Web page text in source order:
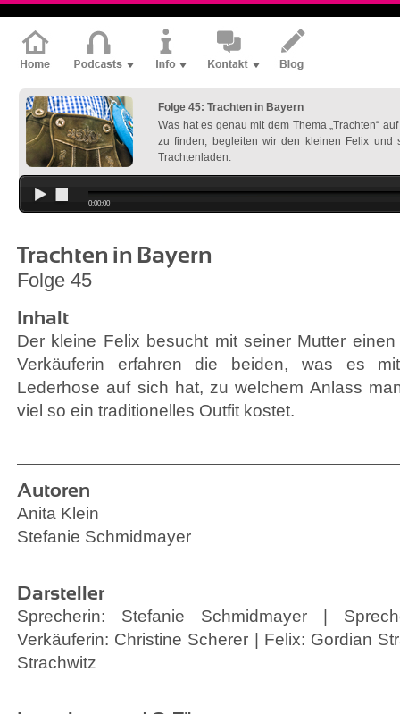
Folge 45: Trachten in Bayern
Was hat es genau mit dem Thema „Trachten“
zu finden, begleiten wir den kleinen Felix und
Trachtenladen.
0:00:00
Trachten in Bayern
Folge 45
Inhalt
Der kleine Felix besucht mit seiner Mutter
Verkäuferin erfahren die beiden, was es
Lederhose auf sich hat, zu welchem Anlass
viel so ein traditionelles Outfit kostet.
Autoren
Anita Klein
Stefanie Schmidmayer
Darsteller
Sprecherin: Stefanie Schmidmayer |
Verkäuferin: Christine Scherer | Felix: Gordian
Strachwitz